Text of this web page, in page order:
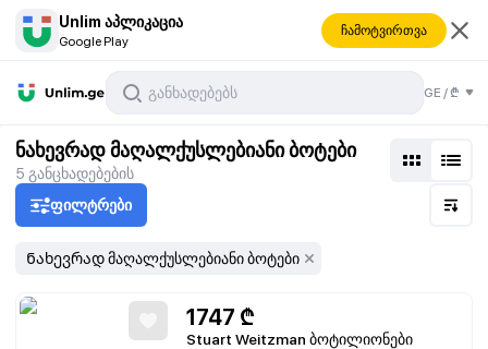
Unlim აპლიკაცია
Google Play
ჩამოტვირთვა
GE /₾
ნახევრად მაღალქუსლებიანი ბოტები
5 განცხადებების
ფილტრები
Ნახევრად მაღალქუსლებიანი ბოტები
1747 ₾
Stuart Weitzman ბოტილიონები